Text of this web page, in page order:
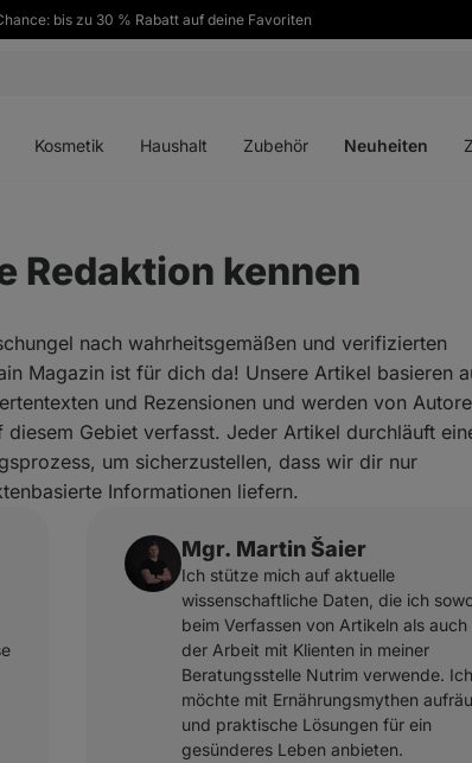
bis zu 30 % Rabatt auf deine Favoriten
Kosmetik Haushalt Zubehör Neuheiten
Redaktion kennen
nach wahrheitsgemäßen und verifizierten
Magazin ist für dich da! Unsere Artikel basieren
und Rezensionen und werden von
Gebiet verfasst. Jeder Artikel durchläuft
um sicherzustellen, dass wir dir nur
Informationen liefern.
Mgr. Martin Šaier
Ich stütze mich auf aktuelle
wissenschaftliche Daten, die ich
beim Verfassen von Artikeln als auch
der Arbeit mit Klienten in meiner
Beratungsstelle Nutrim verwende. Ich
möchte mit Ernährungsmythen
und praktische Lösungen für ein
gesünderes Leben anbieten.